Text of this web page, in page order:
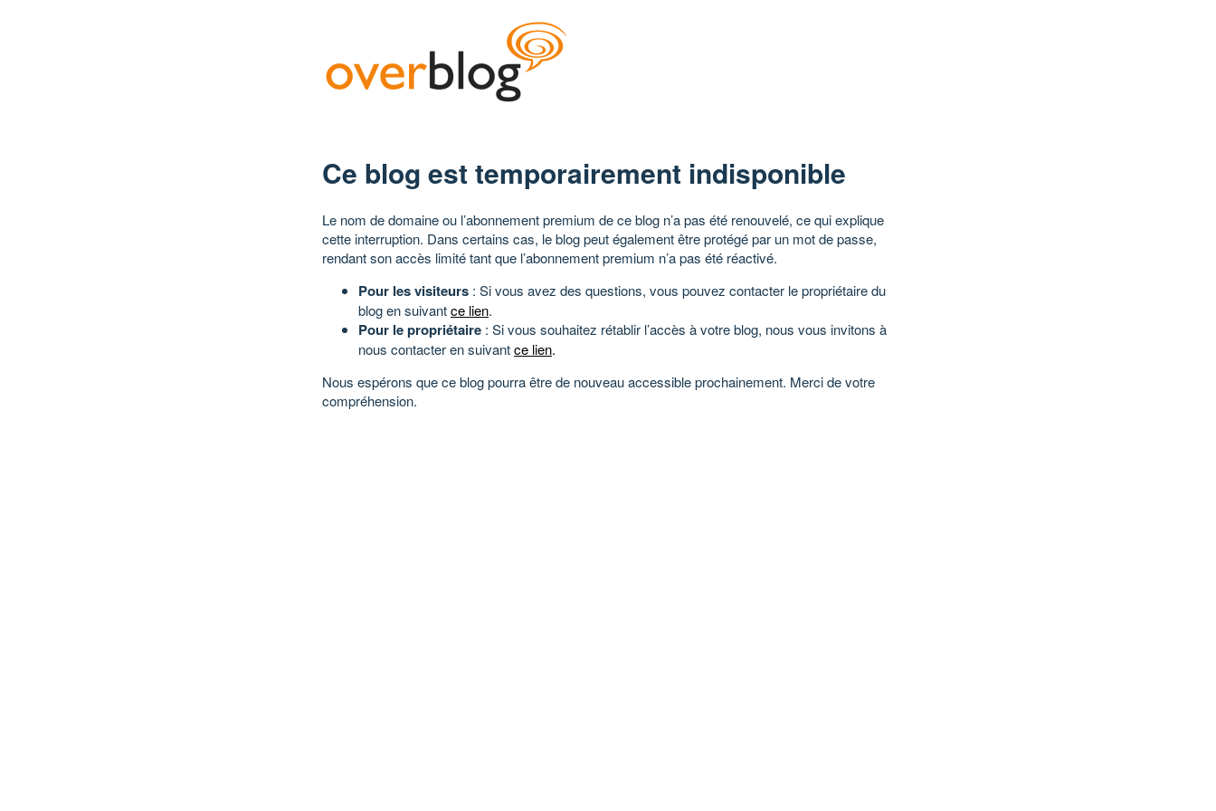
Ce blog est temporairement indisponible
Le nom de domaine ou l’abonnement premium de ce blog n’a pas été renouvelé, ce qui explique
cette interruption. Dans certains cas, le blog peut également être protégé par un mot de passe,
rendant son accès limité tant que l’abonnement premium n’a pas été réactivé.
Pour les visiteurs : Si vous avez des questions, vous pouvez contacter le propriétaire du
blog en suivantce lien.
Pour le propriétaire : Si vous souhaitez rétablir l’accès à votre blog, nous vous invitons à
nous contacter en suivantce lien.
Nous espérons que ce blog pourra être de nouveau accessible prochainement. Merci de votre
compréhension.